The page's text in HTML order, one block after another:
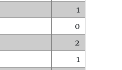
1
0
2
1